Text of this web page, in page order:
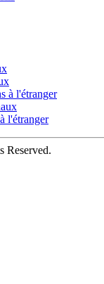
à l'étranger
l'étranger
Reserved.